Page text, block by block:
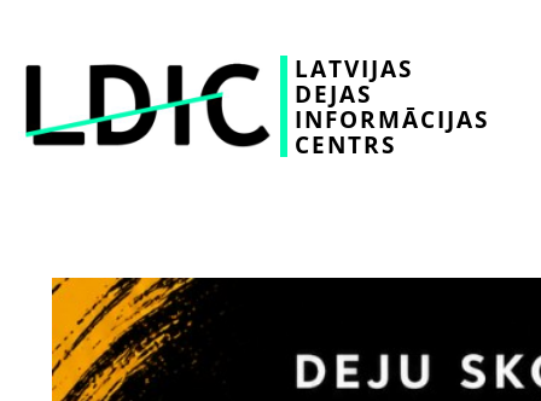
LATVIJAS
DEJAS
INFORMĀCIJAS
CENTRS